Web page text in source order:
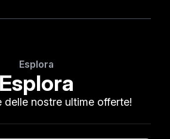
Esplora
Esplora
delle nostre ultime offerte!